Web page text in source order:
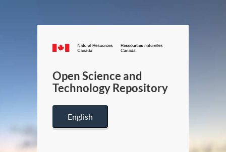
Canada.ca
/
Canada
Open Science and
Technology Repository
English